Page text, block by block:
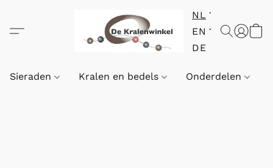
NL
EN
DE
Sieraden Kralen en bedels Onderdelen